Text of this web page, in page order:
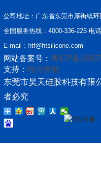
公司地址：广东省东莞市厚街镇
全国服务热线：4000-336-225 电
E-mail：htf@htsilicone.com
网站备案号： 粤ICP备
支持： 给力营销
东莞市昊天硅胶科技有限
者必究
在线客服